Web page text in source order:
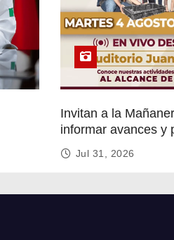
Invitan a la
informar avances y
Altamira
Jul 31, 2026